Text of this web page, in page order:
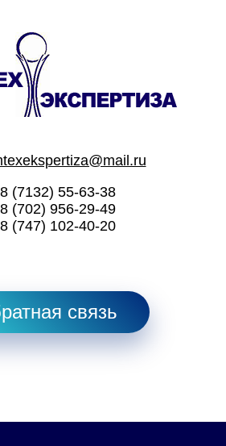
8 (7132) 55-63-38
8 (702) 956-29-49
8 (747) 102-40-20
связь